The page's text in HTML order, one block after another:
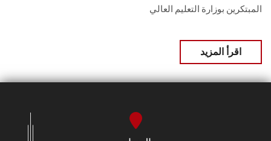
المبتكرين بوزارة التعليم العالي
اقرأ المزيد